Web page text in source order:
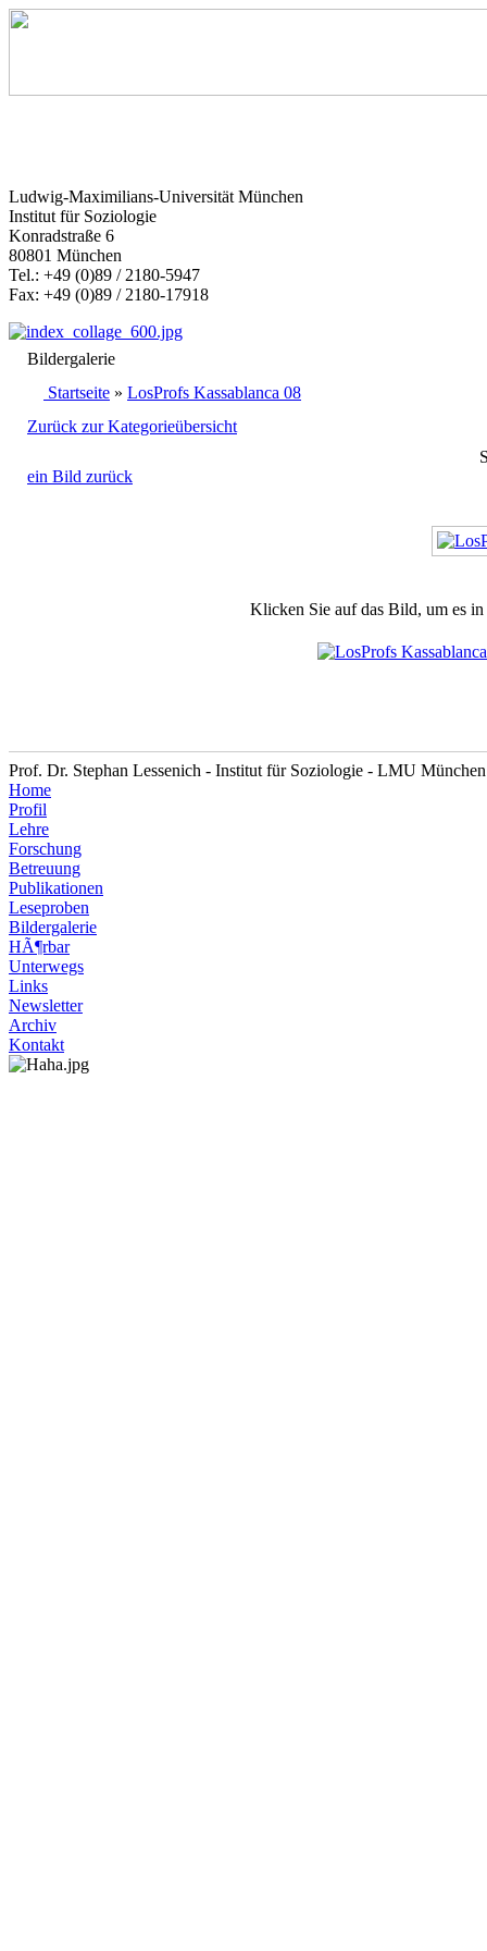
Ludwig-Maximilians-Universität München
Institut für Soziologie
Konradstraße 6
80801 München
Tel.: +49 (0)89 / 2180-5947
Fax: +49 (0)89 / 2180-17918
Bildergalerie
Startseite » LosProfs Kassablanca 08
Zurück zur Kategorieübersicht
ein Bild zurück
Klicken Sie auf das Bild, um es
Prof. Dr. Stephan Lessenich - Institut für Soziologie - LMU
Home
Profil
Lehre
Forschung
Betreuung
Publikationen
Leseproben
Bildergalerie
HÃ¶rbar
Unterwegs
Links
Newsletter
Archiv
Kontakt